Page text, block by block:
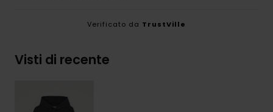
Verificato da TrustVille
Visti di recente